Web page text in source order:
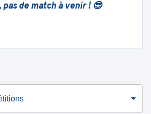
pas de match à venir ! 😎